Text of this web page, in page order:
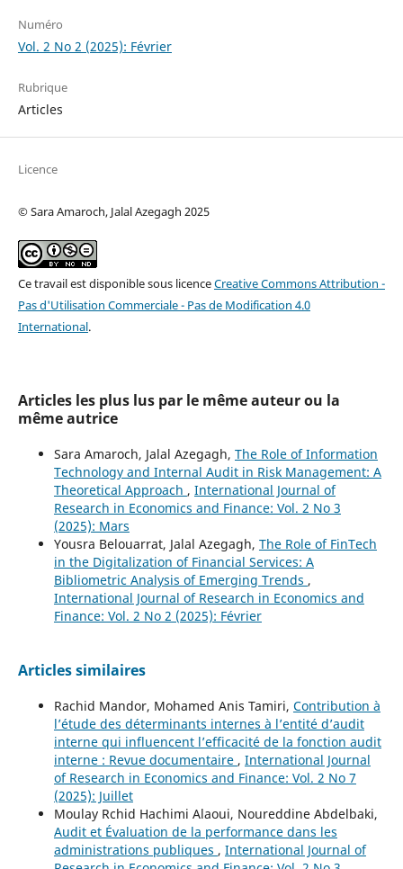
Numéro
Vol. 2 No 2 (2025): Février
Rubrique
Articles
Licence
© Sara Amaroch, Jalal Azegagh 2025
Ce travail est disponible sous licenceCreative Commons Attribution -
Pas d'Utilisation Commerciale - Pas de Modification 4.0
International.
Articles les plus lus par le même auteur ou la
même autrice
Sara Amaroch, Jalal Azegagh, The Role of Information
Technology and Internal Audit in Risk Management: A
Theoretical Approach , International Journal of
Research in Economics and Finance: Vol. 2 No 3
(2025): Mars
Yousra Belouarrat, Jalal Azegagh, The Role of FinTech
in the Digitalization of Financial Services: A
Bibliometric Analysis of Emerging Trends ,
International Journal of Research in Economics and
Finance: Vol. 2 No 2 (2025): Février
Articles similaires
Rachid Mandor, Mohamed Anis Tamiri, Contribution à
l’étude des déterminants internes à l’entité d’audit
interne qui influencent l’efficacité de la fonction audit
interne : Revue documentaire , International Journal
of Research in Economics and Finance: Vol. 2 No 7
(2025): Juillet
Moulay Rchid Hachimi Alaoui, Noureddine Abdelbaki,
Audit et Évaluation de la performance dans les
administrations publiques , International Journal of